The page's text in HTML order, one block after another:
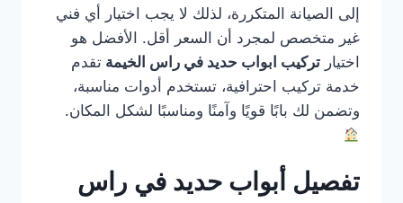
إلى الصيانة المتكررة، لذلك لا يجب اختيار أي فني
غير متخصص لمجرد أن السعر أقل. الأفضل هو
اختيار تركيب ابواب حديد في راس الخيمة تقدم
خدمة تركيب احترافية، تستخدم أدوات مناسبة،
وتضمن لك بابًا قويًا وآمنًا ومناسبًا لشكل المكان.
تفصيل أبواب حديد في راس